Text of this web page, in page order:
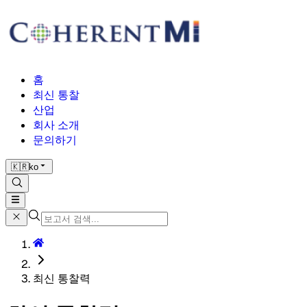
홈
최신 통찰
산업
회사 소개
문의하기
🇰🇷ko
최신 통찰력